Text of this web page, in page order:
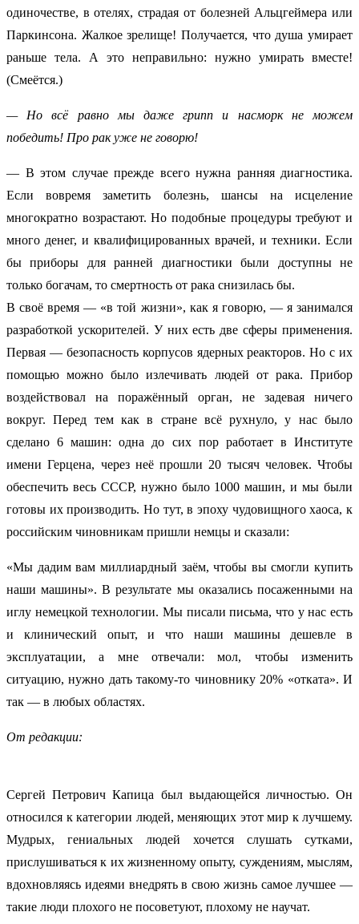
одиночестве, в отелях, страдая от болезней Альцгеймера или
Паркинсона. Жалкое зрелище! Получается, что душа умирает
раньше тела. А это неправильно: нужно умирать вместе!
(Смеётся.)
— Но всё равно мы даже грипп и насморк не можем
победить! Про рак уже не говорю!
— В этом случае прежде всего нужна ранняя диагностика.
Если вовремя заметить болезнь, шансы на исцеление
многократно возрастают. Но подобные процедуры требуют и
много денег, и квалифицированных врачей, и техники. Если
бы приборы для ранней диагностики были доступны не
только богачам, то смертность от рака снизилась бы.
В своё время — «в той жизни», как я говорю, — я занимался
разработкой ускорителей. У них есть две сферы применения.
Первая — безопасность корпусов ядерных реакторов. Но с их
помощью можно было излечивать людей от рака. Прибор
воздействовал на поражённый орган, не задевая ничего
вокруг. Перед тем как в стране всё рухнуло, у нас было
сделано 6 машин: одна до сих пор работает в Институте
имени Герцена, через неё прошли 20 тысяч человек. Чтобы
обеспечить весь СССР, нужно было 1000 машин, и мы были
готовы их производить. Но тут, в эпоху чудовищного хаоса, к
российским чиновникам пришли немцы и сказали:
«Мы дадим вам миллиардный заём, чтобы вы смогли купить
наши машины». В результате мы оказались посаженными на
иглу немецкой технологии. Мы писали письма, что у нас есть
и клинический опыт, и что наши машины дешевле в
эксплуатации, а мне отвечали: мол, чтобы изменить
ситуацию, нужно дать такому-то чиновнику 20% «отката». И
так — в любых областях.
От редакции:
Сергей Петрович Капица был выдающейся личностью. Он
относился к категории людей, меняющих этот мир к лучшему.
Мудрых, гениальных людей хочется слушать сутками,
прислушиваться к их жизненному опыту, суждениям, мыслям,
вдохновляясь идеями внедрять в свою жизнь самое лучшее —
такие люди плохого не посоветуют, плохому не научат.